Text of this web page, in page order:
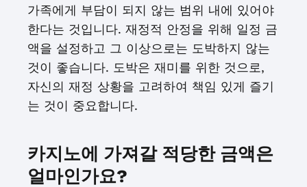
가족에게 부담이 되지 않는 범위 내에 있어야
한다는 것입니다. 재정적 안정을 위해 일정 금
액을 설정하고 그 이상으로는 도박하지 않는
것이 좋습니다. 도박은 재미를 위한 것으로,
자신의 재정 상황을 고려하여 책임 있게 즐기
는 것이 중요합니다.
카지노에 가져갈 적당한 금액은
얼마인가요?